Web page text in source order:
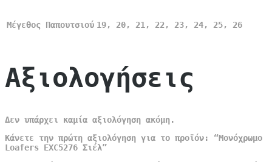
Μέγεθος Παπουτσιού 19, 20, 21, 22, 23, 24, 25, 26
Αξιολογήσεις
Δεν υπάρχει καμία αξιολόγηση ακόμη.
Κάνετε την πρώτη αξιολόγηση για το προϊόν: “Μονόχρωμο
Loafers EXC5276 Σιέλ”